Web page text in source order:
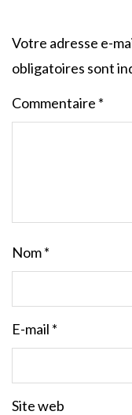
Votre adresse e-
obligatoires sont
Commentaire *
Nom*
E-mail *
Site web